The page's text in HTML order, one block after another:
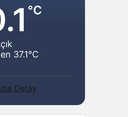
°C
37.1°C
Detay